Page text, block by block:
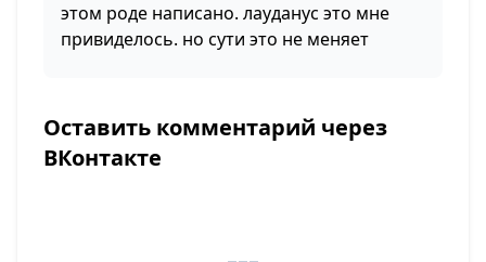
этом роде написано. лауданус это мне
привиделось. но сути это не меняет
Оставить комментарий через
ВКонтакте